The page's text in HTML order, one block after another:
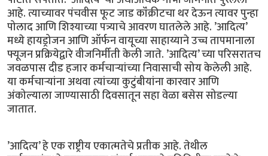
आहे. त्याच्यावर पंचवीस फूट जाड कॉंक्रीटचा थर देऊन त्यावर पुन्हा
पोलाद आणि शिश्याच्या पत्र्याचे आवरण घातलेले आहे. ’आदित्य’
मध्ये हायड्रोजन आणि ऑर्फन वायूच्या साहाय्याने उच्च तापमानाला
फ्यूजन प्रक्रियेद्वारे वीजनिर्मीती केली जाते. ’आदित्य’ च्या परिसरातच
जवळपास दीड हजार कर्मचार्‍यांच्या निवासाची सोय केलेली आहे.
या कर्मचार्‍यांना अथवा त्यांच्या कुटुंबीयांना कारवार आणि
अंकोल्याला जाण्यासाठी दिवसातून सहा वेळा बसेस सोडल्या
जातात.
’आदित्य’ हे एक राष्ट्रीय एकात्मतेचे प्रतीक आहे. तेथील